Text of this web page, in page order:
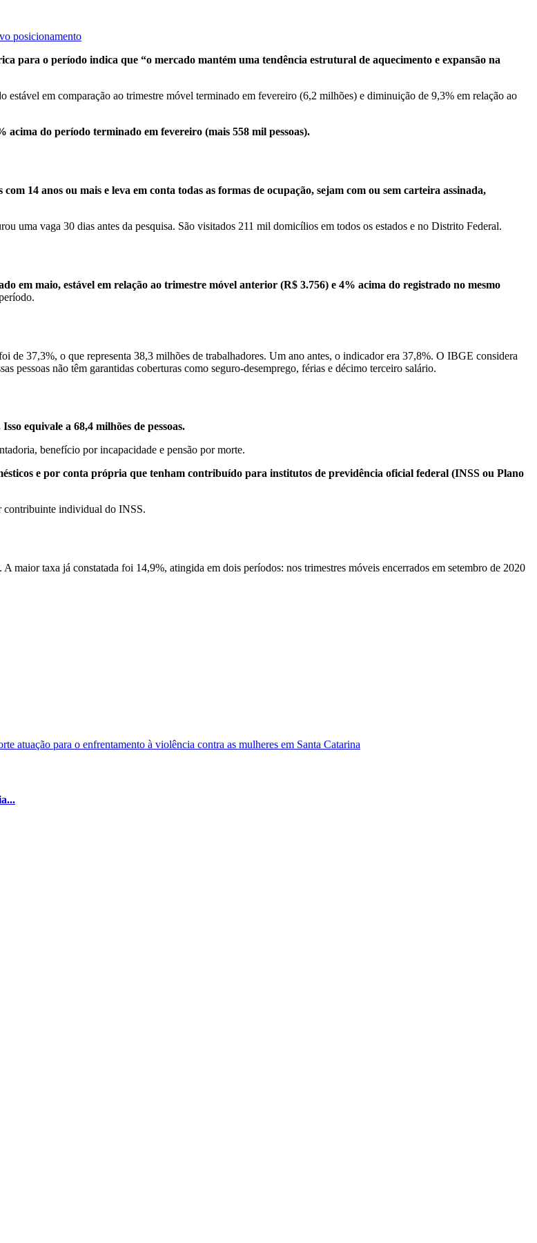
posicionamento
para o período indica que “o mercado mantém uma tendência estrutural de aquecimento e expansão na
estável em comparação ao trimestre móvel terminado em fevereiro (6,2 milhões) e diminuição de 9,3% em relação ao
do período terminado em fevereiro (mais 558 mil pessoas).
14 anos ou mais e leva em conta todas as formas de ocupação, sejam com ou sem carteira assinada,
uma vaga 30 dias antes da pesquisa. São visitados 211 mil domicílios em todos os estados e no Distrito Federal.
em maio, estável em relação ao trimestre móvel anterior (R$ 3.756) e 4% acima do registrado no mesmo
de 37,3%, o que representa 38,3 milhões de trabalhadores. Um ano antes, o indicador era 37,8%. O IBGE considera
pessoas não têm garantidas coberturas como seguro-desemprego, férias e décimo terceiro salário.
equivale a 68,4 milhões de pessoas.
benefício por incapacidade e pensão por morte.
e por conta própria que tenham contribuído para institutos de previdência oficial federal (INSS ou Plano
contribuinte individual do INSS.
. A maior taxa já constatada foi 14,9%, atingida em dois períodos: nos trimestres móveis encerrados em setembro de 2020